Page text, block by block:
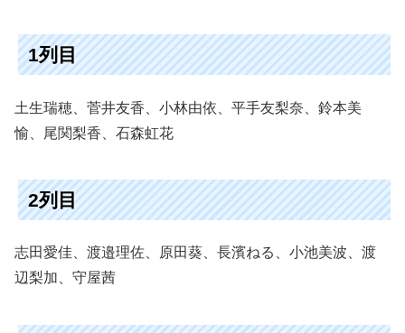
1列目
土生瑞穂、菅井友香、小林由依、平手友梨奈、鈴本美
愉、尾関梨香、石森虹花
2列目
志田愛佳、渡邉理佐、原田葵、長濱ねる、小池美波、渡
辺梨加、守屋茜